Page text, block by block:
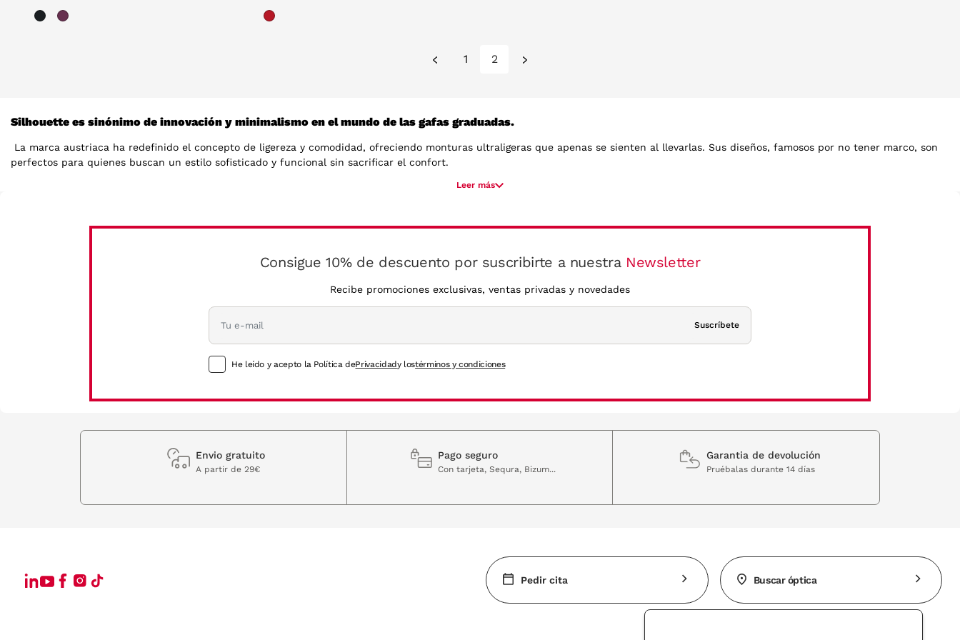
1 2
Silhouette es sinónimo de innovación y minimalismo en el mundo de las gafas graduadas.
La marca austriaca ha redefinido el concepto de ligereza y comodidad, ofreciendo monturas ultraligeras que apenas se sienten al llevarlas. Sus diseños, famosos por no tener marco, son
perfectos para quienes buscan un estilo sofisticado y funcional sin sacrificar el confort.
La marca utiliza materiales de primera calidad, como el titanio, lo que asegura que cada montura sea resistente y flexible a la vez. La ligereza de estos materiales permite que las gafas
sean cómodas durante todo el día, haciendo que olvides que las llevas puestas. Además, su diseño sin tornillos o partes visibles asegura una durabilidad que supera las expectativas.
El enfoque minimalista de Silhouette no solo es funcional, sino que también permite que sus gafas se adapten a cualquier estilo. Ya sea que busques un look profesional, elegante o casual,
, contamos con una exclusiva selección de gafas graduadas de Silhouette, diseñadas para quienes buscan la máxima comodidad y un diseño limpio y moderno. Si valoras el lujo
discreto y la ligereza en tus gafas, Silhouette es la opción ideal para ti. Puedes visitar
tu tienda más cercana
Leer más
Consigue 10% de descuento por suscribirte a nuestra Newsletter
Recibe promociones exclusivas, ventas privadas y novedades
Suscríbete
He leído y acepto la Política dePrivacidady lostérminos y condiciones
Envio gratuito
A partir de 29€
Pago seguro
Con tarjeta, Sequra, Bizum...
Garantia de devolución
Pruébalas durante 14 días
Pedir cita Buscar óptica